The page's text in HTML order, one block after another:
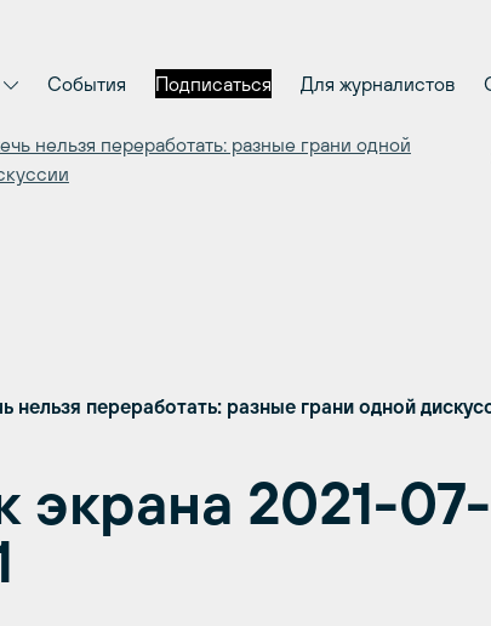
События Подписаться Для журналистов
нельзя переработать: разные грани одной
нельзя переработать: разные грани одной
экрана 2021-